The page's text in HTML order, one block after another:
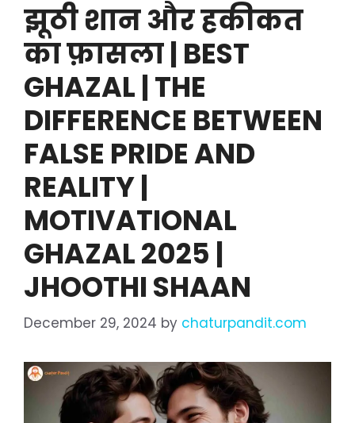
झूठी शान और हकीकत
का फ़ासला | BEST
GHAZAL | THE
DIFFERENCE BETWEEN
FALSE PRIDE AND
REALITY |
MOTIVATIONAL
GHAZAL 2025 |
JHOOTHI SHAAN
December 29, 2024 by chaturpandit.com